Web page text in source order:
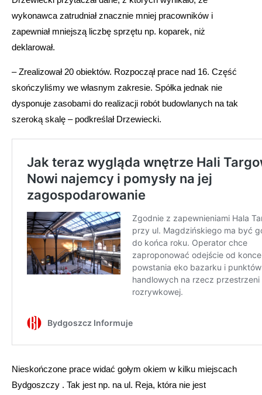
wykonawca zatrudniał znacznie mniej pracowników i
zapewniał mniejszą liczbę sprzętu np. koparek, niż
deklarował.
– Zrealizował 20 obiektów. Rozpoczął prace nad 16. Część
skończyliśmy we własnym zakresie. Spółka jednak nie
dysponuje zasobami do realizacji robót budowlanych na tak
szeroką skalę – podkreślał Drzewiecki.
Nieskończone prace widać gołym okiem w kilku miejscach
Bydgoszczy . Tak jest np. na ul. Reja, która nie jest